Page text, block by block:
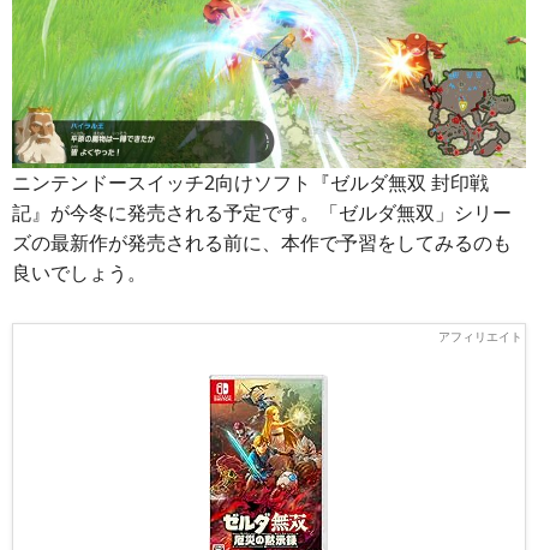
ニンテンドースイッチ2向けソフト『ゼルダ無双 封印戦
記』が今冬に発売される予定です。「ゼルダ無双」シリー
ズの最新作が発売される前に、本作で予習をしてみるのも
良いでしょう。